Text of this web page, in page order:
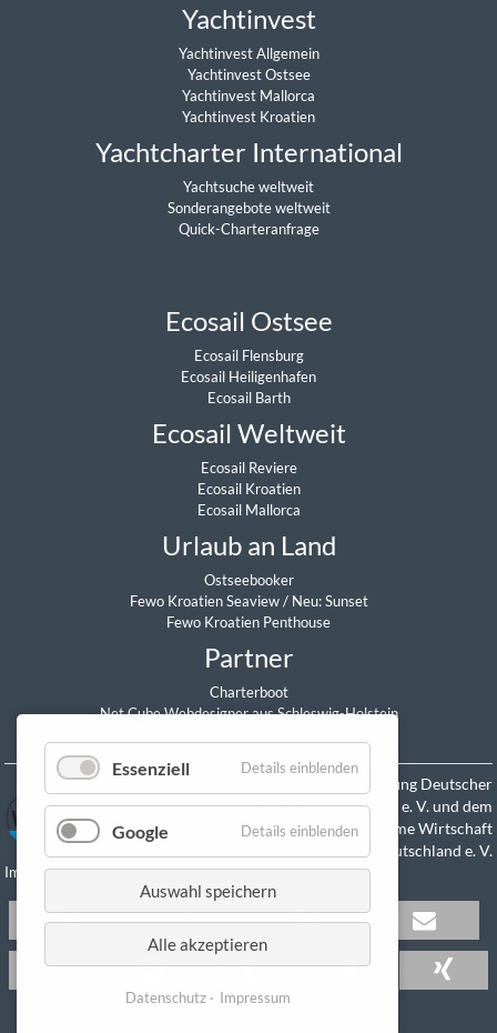
Yachtinvest
Yachtinvest Allgemein
Yachtinvest Ostsee
Yachtinvest Mallorca
Yachtinvest Kroatien
Yachtcharter International
Yachtsuche weltweit
Sonderangebote weltweit
Quick-Charteranfrage
Ecosail Ostsee
Ecosail Flensburg
Ecosail Heiligenhafen
Ecosail Barth
Ecosail Weltweit
Ecosail Reviere
Ecosail Kroatien
Ecosail Mallorca
Urlaub an Land
Ostseebooker
Fewo Kroatien Seaview/ Neu: Sunset
Fewo Kroatien Penthouse
Partner
Charterboot
Net Cube Webdesigner aus Schleswig-Holstein
Mitglied in der Vereinigung Deutscher
Yacht-Charterunternehmen e. V. und dem
Verband Maritime Wirtschaft
Deutschland e. V.
Impressum Datenschutz
Essenziell Details einblenden
Google Details einblenden
Auswahl speichern
Alle akzeptieren
Datenschutz Impressum